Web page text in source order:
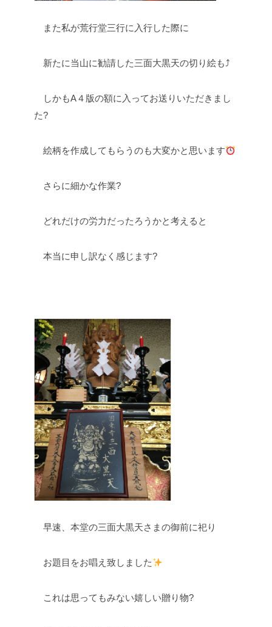
また私が荒行堂三行に入行した際に
新たに当山に勧請した三面大黒天の切り絵も⤴
しかもA４版の額に入ってお送りいただきまし
た?
絵柄を作成してもらうのも大変かと思います
さらに細かな作業?
どれだけの労力だったろうかと考えると
本当に申し訳なく感じます?
早速、本堂の三面大黒天さまの御前に祀り
お題目をお唱え致しました
これは思ってもみない嬉しい贈り物?